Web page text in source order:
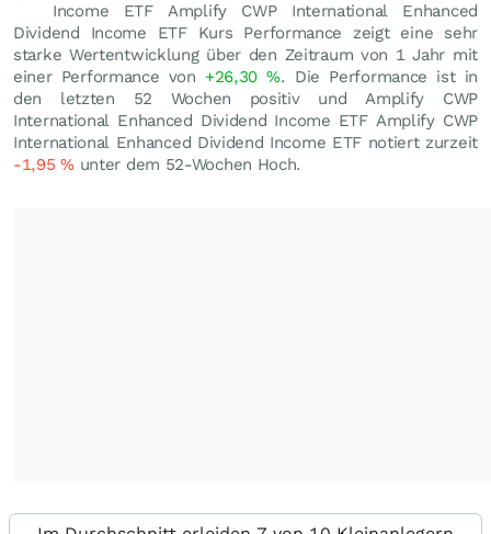
Income ETF Amplify CWP International Enhanced
Dividend Income ETF Kurs Performance zeigt eine sehr
starke Wertentwicklung über den Zeitraum von 1 Jahr mit
einer Performance von +26,30%. Die Performance ist in
den letzten 52 Wochen positiv und Amplify CWP
International Enhanced Dividend Income ETF Amplify CWP
International Enhanced Dividend Income ETF notiert zurzeit
-1,95%unter dem 52-Wochen Hoch.